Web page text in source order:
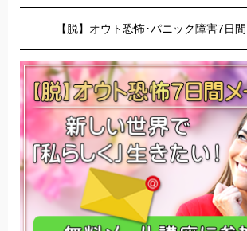
【脱】オウト恐怖･パニック障害7日